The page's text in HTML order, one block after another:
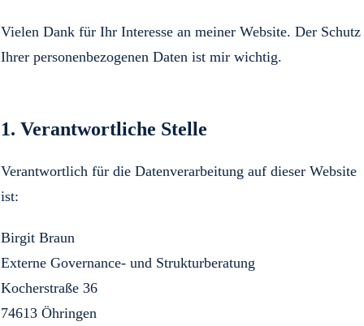
Vielen Dank für Ihr Interesse an meiner Website. Der Schutz
Ihrer personenbezogenen Daten ist mir wichtig.
1. Verantwortliche Stelle
Verantwortlich für die Datenverarbeitung auf dieser Website
ist:
Birgit Braun
Externe Governance- und Strukturberatung
Kocherstraße 36
74613 Öhringen